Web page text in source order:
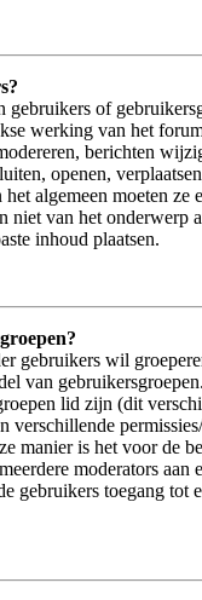
gebruikers of
werking van het
berichten
openen,
algemeen moeten ze
niet van het onderwerp
inhoud plaatsen.
gebruikers wil
van
lid zijn (dit
verschillende
manier is het voor de
moderators aan
gebruikers toegang tot